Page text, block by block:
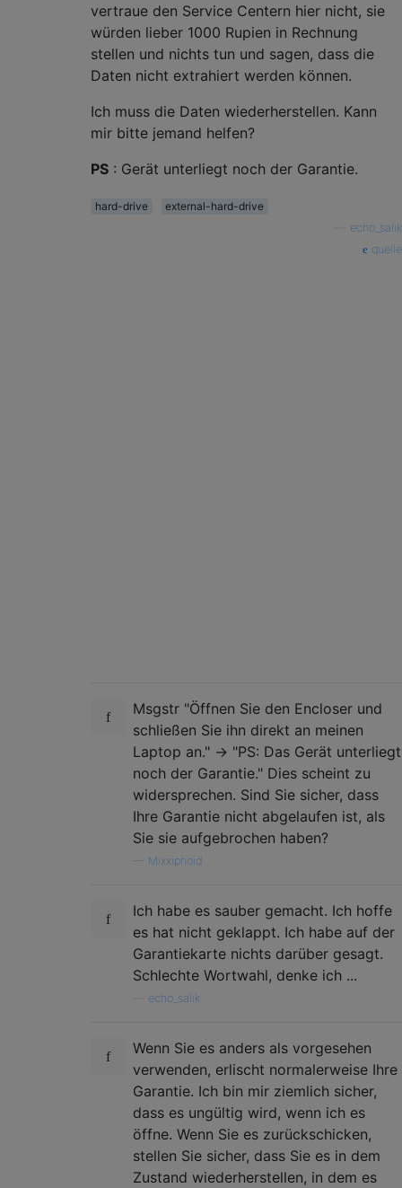
vertraue den Service Centern hier nicht, sie
würden lieber 1000 Rupien in Rechnung
stellen und nichts tun und sagen, dass die
Daten nicht extrahiert werden können.
Ich muss die Daten wiederherstellen. Kann
mir bitte jemand helfen?
PS : Gerät unterliegt noch der Garantie.
hard-drive
external-hard-drive
echo_salik
quelle
Msgstr "Öffnen Sie den Encloser und
schließen Sie ihn direkt an meinen
Laptop an." -> "PS: Das Gerät unterliegt
noch der Garantie." Dies scheint zu
widersprechen. Sind Sie sicher, dass
Ihre Garantie nicht abgelaufen ist, als
Sie sie aufgebrochen haben?
Mixxiphoid
Ich habe es sauber gemacht. Ich hoffe
es hat nicht geklappt. Ich habe auf der
Garantiekarte nichts darüber gesagt.
Schlechte Wortwahl, denke ich ...
echo_salik
Wenn Sie es anders als vorgesehen
verwenden, erlischt normalerweise Ihre
Garantie. Ich bin mir ziemlich sicher,
dass es ungültig wird, wenn ich es
öffne. Wenn Sie es zurückschicken,
stellen Sie sicher, dass Sie es in dem
Zustand wiederherstellen, in dem es